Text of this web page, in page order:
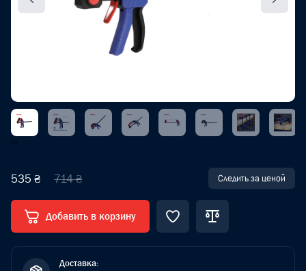
‹›
535 ₴ 714 ₴ Следить за ценой
Добавить в корзину
Доставка: